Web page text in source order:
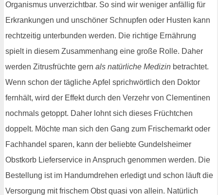
Organismus unverzichtbar. So sind wir weniger anfällig für
Erkrankungen und unschöner Schnupfen oder Husten kann
rechtzeitig unterbunden werden. Die richtige Ernährung
spielt in diesem Zusammenhang eine große Rolle. Daher
werden Zitrusfrüchte gern als natürliche Medizin betrachtet.
Wenn schon der tägliche Apfel sprichwörtlich den Doktor
fernhält, wird der Effekt durch den Verzehr von Clementinen
nochmals getoppt. Daher lohnt sich dieses Früchtchen
doppelt. Möchte man sich den Gang zum Frischemarkt oder
Fachhandel sparen, kann der beliebte Gundelsheimer
Obstkorb Lieferservice in Anspruch genommen werden. Die
Bestellung ist im Handumdrehen erledigt und schon läuft die
Versorgung mit frischem Obst quasi von allein. Natürlich